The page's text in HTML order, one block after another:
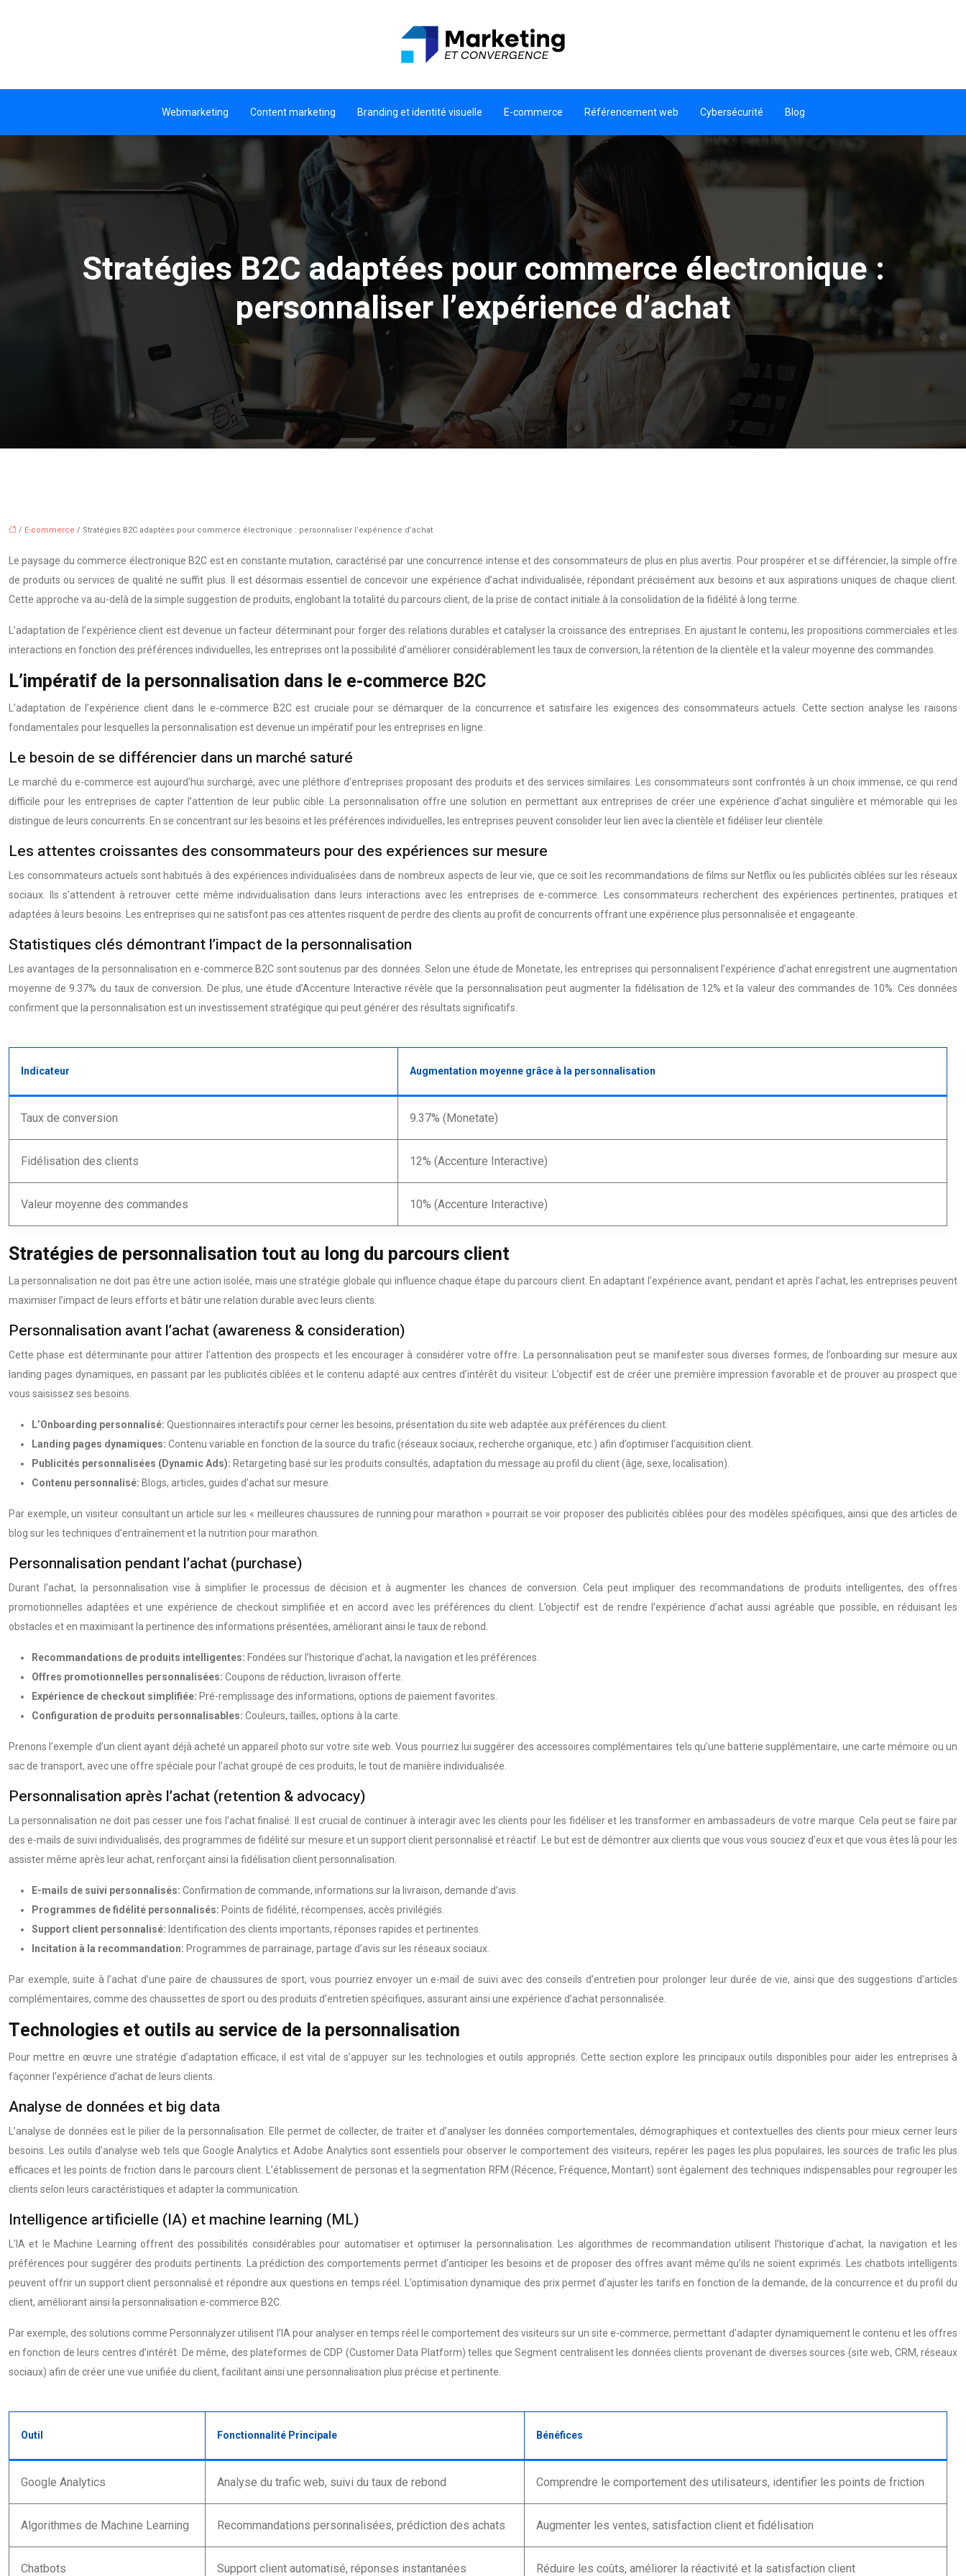
Webmarketing Content marketing Branding et identité visuelle E-commerce Référencement web Cybersécurité Blog
Stratégies B2C adaptées pour commerce électronique :
personnaliser l’expérience d’achat
/ E-commerce / Stratégies B2C adaptées pour commerce électronique : personnaliser l’expérience d’achat
Le paysage du commerce électronique B2C est en constante mutation, caractérisé par une concurrence intense et des consommateurs de plus en plus avertis. Pour prospérer et se différencier, la simple offre
de produits ou services de qualité ne suffit plus. Il est désormais essentiel de concevoir une expérience d’achat individualisée, répondant précisément aux besoins et aux aspirations uniques de chaque client.
Cette approche va au-delà de la simple suggestion de produits, englobant la totalité du parcours client, de la prise de contact initiale à la consolidation de la fidélité à long terme.
L’adaptation de l’expérience client est devenue un facteur déterminant pour forger des relations durables et catalyser la croissance des entreprises. En ajustant le contenu, les propositions commerciales et les
interactions en fonction des préférences individuelles, les entreprises ont la possibilité d’améliorer considérablement les taux de conversion, la rétention de la clientèle et la valeur moyenne des commandes.
L’impératif de la personnalisation dans le e-commerce B2C
L’adaptation de l’expérience client dans le e-commerce B2C est cruciale pour se démarquer de la concurrence et satisfaire les exigences des consommateurs actuels. Cette section analyse les raisons
fondamentales pour lesquelles la personnalisation est devenue un impératif pour les entreprises en ligne.
Le besoin de se différencier dans un marché saturé
Le marché du e-commerce est aujourd’hui surchargé, avec une pléthore d’entreprises proposant des produits et des services similaires. Les consommateurs sont confrontés à un choix immense, ce qui rend
difficile pour les entreprises de capter l’attention de leur public cible. La personnalisation offre une solution en permettant aux entreprises de créer une expérience d’achat singulière et mémorable qui les
distingue de leurs concurrents. En se concentrant sur les besoins et les préférences individuelles, les entreprises peuvent consolider leur lien avec la clientèle et fidéliser leur clientèle.
Les attentes croissantes des consommateurs pour des expériences sur mesure
Les consommateurs actuels sont habitués à des expériences individualisées dans de nombreux aspects de leur vie, que ce soit les recommandations de films sur Netflix ou les publicités ciblées sur les réseaux
sociaux. Ils s’attendent à retrouver cette même individualisation dans leurs interactions avec les entreprises de e-commerce. Les consommateurs recherchent des expériences pertinentes, pratiques et
adaptées à leurs besoins. Les entreprises qui ne satisfont pas ces attentes risquent de perdre des clients au profit de concurrents offrant une expérience plus personnalisée et engageante.
Statistiques clés démontrant l’impact de la personnalisation
Les avantages de la personnalisation en e-commerce B2C sont soutenus par des données. Selon une étude de Monetate, les entreprises qui personnalisent l’expérience d’achat enregistrent une augmentation
moyenne de 9.37% du taux de conversion. De plus, une étude d’Accenture Interactive révèle que la personnalisation peut augmenter la fidélisation de 12% et la valeur des commandes de 10%. Ces données
confirment que la personnalisation est un investissement stratégique qui peut générer des résultats significatifs.
Indicateur Augmentation moyenne grâce à la personnalisation
Taux de conversion 9.37% (Monetate)
Fidélisation des clients 12% (Accenture Interactive)
Valeur moyenne des commandes 10% (Accenture Interactive)
Stratégies de personnalisation tout au long du parcours client
La personnalisation ne doit pas être une action isolée, mais une stratégie globale qui influence chaque étape du parcours client. En adaptant l’expérience avant, pendant et après l’achat, les entreprises peuvent
maximiser l’impact de leurs efforts et bâtir une relation durable avec leurs clients.
Personnalisation avant l’achat (awareness & consideration)
Cette phase est déterminante pour attirer l’attention des prospects et les encourager à considérer votre offre. La personnalisation peut se manifester sous diverses formes, de l’onboarding sur mesure aux
landing pages dynamiques, en passant par les publicités ciblées et le contenu adapté aux centres d’intérêt du visiteur. L’objectif est de créer une première impression favorable et de prouver au prospect que
vous saisissez ses besoins.
L’Onboarding personnalisé: Questionnaires interactifs pour cerner les besoins, présentation du site web adaptée aux préférences du client.
Landing pages dynamiques: Contenu variable en fonction de la source du trafic (réseaux sociaux, recherche organique, etc.) afin d’optimiser l’acquisition client.
Publicités personnalisées (Dynamic Ads): Retargeting basé sur les produits consultés, adaptation du message au profil du client (âge, sexe, localisation).
Contenu personnalisé: Blogs, articles, guides d’achat sur mesure.
Par exemple, un visiteur consultant un article sur les « meilleures chaussures de running pour marathon » pourrait se voir proposer des publicités ciblées pour des modèles spécifiques, ainsi que des articles de
blog sur les techniques d’entraînement et la nutrition pour marathon.
Personnalisation pendant l’achat (purchase)
Durant l’achat, la personnalisation vise à simplifier le processus de décision et à augmenter les chances de conversion. Cela peut impliquer des recommandations de produits intelligentes, des offres
promotionnelles adaptées et une expérience de checkout simplifiée et en accord avec les préférences du client. L’objectif est de rendre l’expérience d’achat aussi agréable que possible, en réduisant les
obstacles et en maximisant la pertinence des informations présentées, améliorant ainsi le taux de rebond.
Recommandations de produits intelligentes: Fondées sur l’historique d’achat, la navigation et les préférences.
Offres promotionnelles personnalisées: Coupons de réduction, livraison offerte.
Expérience de checkout simplifiée: Pré-remplissage des informations, options de paiement favorites.
Configuration de produits personnalisables: Couleurs, tailles, options à la carte.
Prenons l’exemple d’un client ayant déjà acheté un appareil photo sur votre site web. Vous pourriez lui suggérer des accessoires complémentaires tels qu’une batterie supplémentaire, une carte mémoire ou un
sac de transport, avec une offre spéciale pour l’achat groupé de ces produits, le tout de manière individualisée.
Personnalisation après l’achat (retention & advocacy)
La personnalisation ne doit pas cesser une fois l’achat finalisé. Il est crucial de continuer à interagir avec les clients pour les fidéliser et les transformer en ambassadeurs de votre marque. Cela peut se faire par
des e-mails de suivi individualisés, des programmes de fidélité sur mesure et un support client personnalisé et réactif. Le but est de démontrer aux clients que vous vous souciez d’eux et que vous êtes là pour les
assister même après leur achat, renforçant ainsi la fidélisation client personnalisation.
E-mails de suivi personnalisés: Confirmation de commande, informations sur la livraison, demande d’avis.
Programmes de fidélité personnalisés: Points de fidélité, récompenses, accès privilégiés.
Support client personnalisé: Identification des clients importants, réponses rapides et pertinentes.
Incitation à la recommandation: Programmes de parrainage, partage d’avis sur les réseaux sociaux.
Par exemple, suite à l’achat d’une paire de chaussures de sport, vous pourriez envoyer un e-mail de suivi avec des conseils d’entretien pour prolonger leur durée de vie, ainsi que des suggestions d’articles
complémentaires, comme des chaussettes de sport ou des produits d’entretien spécifiques, assurant ainsi une expérience d’achat personnalisée.
Technologies et outils au service de la personnalisation
Pour mettre en œuvre une stratégie d’adaptation efficace, il est vital de s’appuyer sur les technologies et outils appropriés. Cette section explore les principaux outils disponibles pour aider les entreprises à
façonner l’expérience d’achat de leurs clients.
Analyse de données et big data
L’analyse de données est le pilier de la personnalisation. Elle permet de collecter, de traiter et d’analyser les données comportementales, démographiques et contextuelles des clients pour mieux cerner leurs
besoins. Les outils d’analyse web tels que Google Analytics et Adobe Analytics sont essentiels pour observer le comportement des visiteurs, repérer les pages les plus populaires, les sources de trafic les plus
efficaces et les points de friction dans le parcours client. L’établissement de personas et la segmentation RFM (Récence, Fréquence, Montant) sont également des techniques indispensables pour regrouper les
clients selon leurs caractéristiques et adapter la communication.
Intelligence artificielle (IA) et machine learning (ML)
L’IA et le Machine Learning offrent des possibilités considérables pour automatiser et optimiser la personnalisation. Les algorithmes de recommandation utilisent l’historique d’achat, la navigation et les
préférences pour suggérer des produits pertinents. La prédiction des comportements permet d’anticiper les besoins et de proposer des offres avant même qu’ils ne soient exprimés. Les chatbots intelligents
peuvent offrir un support client personnalisé et répondre aux questions en temps réel. L’optimisation dynamique des prix permet d’ajuster les tarifs en fonction de la demande, de la concurrence et du profil du
client, améliorant ainsi la personnalisation e-commerce B2C.
Par exemple, des solutions comme Personnalyzer utilisent l’IA pour analyser en temps réel le comportement des visiteurs sur un site e-commerce, permettant d’adapter dynamiquement le contenu et les offres
en fonction de leurs centres d’intérêt. De même, des plateformes de CDP (Customer Data Platform) telles que Segment centralisent les données clients provenant de diverses sources (site web, CRM, réseaux
sociaux) afin de créer une vue unifiée du client, facilitant ainsi une personnalisation plus précise et pertinente.
Outil Fonctionnalité Principale Bénéfices
Google Analytics Analyse du trafic web, suivi du taux de rebond Comprendre le comportement des utilisateurs, identifier les points de friction
Algorithmes de Machine Learning Recommandations personnalisées, prédiction des achats Augmenter les ventes, satisfaction client et fidélisation
Chatbots Support client automatisé, réponses instantanées Réduire les coûts, améliorer la réactivité et la satisfaction client